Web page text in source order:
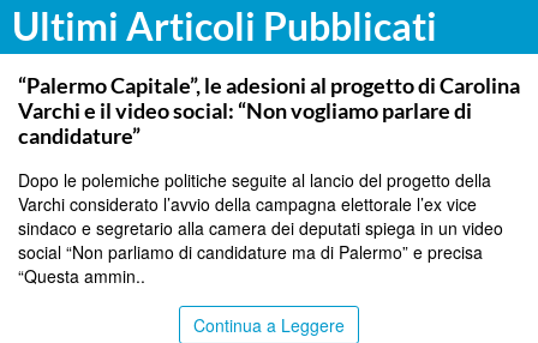
Ultimi Articoli Pubblicati
PALERMO
“Palermo Capitale”, le adesioni al progetto di Carolina
Varchi e il video social: “Non vogliamo parlare di
candidature”
Dopo le polemiche politiche seguite al lancio del progetto della
Varchi considerato l’avvio della campagna elettorale l’ex vice
sindaco e segretario alla camera dei deputati spiega in un video
social “Non parliamo di candidature ma di Palermo” e precisa
“Questa ammin..
Continua a Leggere